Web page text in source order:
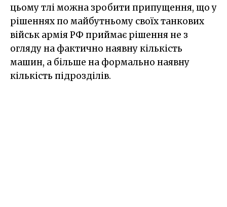
цьому тлі можна зробити припущення, що у
рішеннях по майбутньому своїх танкових
військ армія РФ приймає рішення не з
огляду на фактично наявну кількість
машин, а більше на формально наявну
кількість підрозділів.